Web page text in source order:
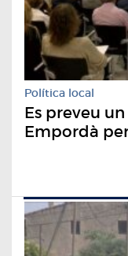
Política local
Es preveu
Empordà